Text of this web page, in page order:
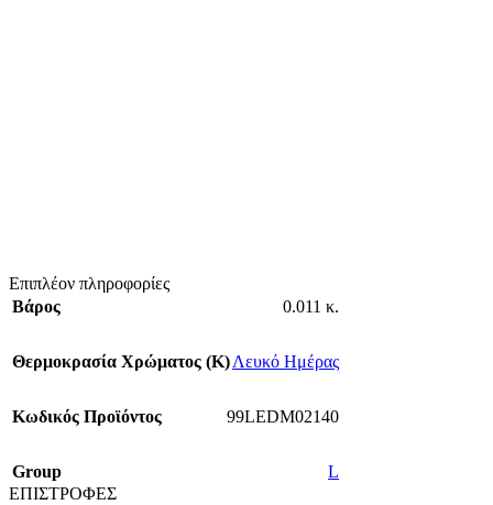
Επιπλέον πληροφορίες
Βάρος
0.011 κ.
Θερμοκρασία Χρώματος (Κ)Λευκό Ημέρας
Κωδικός Προϊόντος 99LEDM02140
Group
L
ΕΠΙΣΤΡΟΦΕΣ